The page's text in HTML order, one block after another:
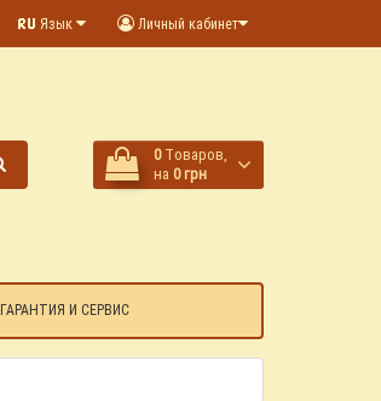
Личный кабинет
Язык
0 Tоваров,
на 0 грн
ГАРАНТИЯ И СЕРВИС